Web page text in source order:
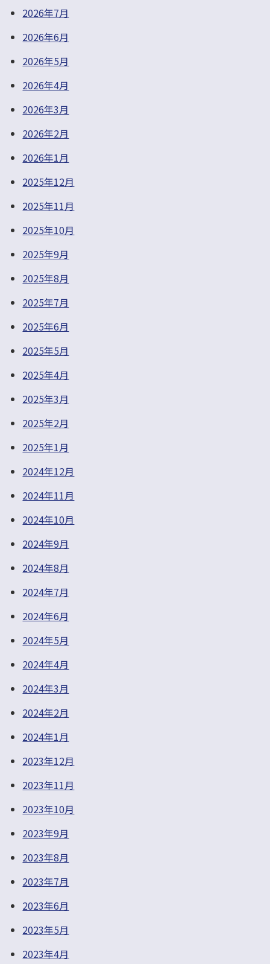
2026年7月
2026年6月
2026年5月
2026年4月
2026年3月
2026年2月
2026年1月
2025年12月
2025年11月
2025年10月
2025年9月
2025年8月
2025年7月
2025年6月
2025年5月
2025年4月
2025年3月
2025年2月
2025年1月
2024年12月
2024年11月
2024年10月
2024年9月
2024年8月
2024年7月
2024年6月
2024年5月
2024年4月
2024年3月
2024年2月
2024年1月
2023年12月
2023年11月
2023年10月
2023年9月
2023年8月
2023年7月
2023年6月
2023年5月
2023年4月